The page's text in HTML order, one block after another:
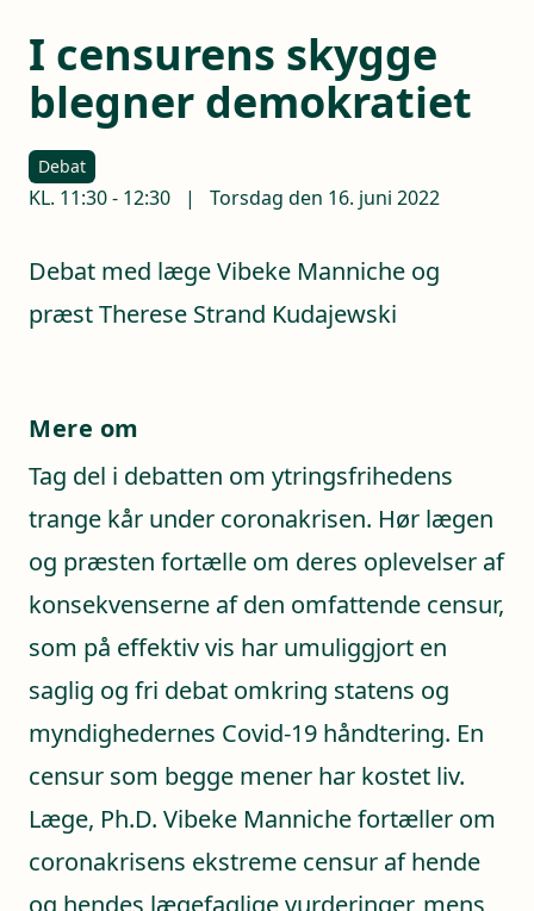
I censurens skygge
blegner demokratiet
Debat
KL. 11:30- 12:30 | Torsdag den 16. juni 2022
Debat med læge Vibeke Manniche og
præst Therese Strand Kudajewski
Mere om
Tag del i debatten om ytringsfrihedens
trange kår under coronakrisen. Hør lægen
og præsten fortælle om deres oplevelser af
konsekvenserne af den omfattende censur,
som på effektiv vis har umuliggjort en
saglig og fri debat omkring statens og
myndighedernes Covid-19 håndtering. En
censur som begge mener har kostet liv.
Læge, Ph.D. Vibeke Manniche fortæller om
coronakrisens ekstreme censur af hende
og hendes lægefaglige vurderinger, mens